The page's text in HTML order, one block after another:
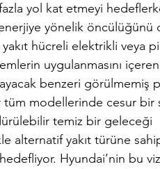
yol kat etmeyi
yönelik öncülüğünü
hücreli elektrikli veya
uygulanmasını
benzeri görülmemiş
tüm modellerinde cesur bir
temiz bir geleceği
alternatif yakıt türüne
Hyundai’nin bu